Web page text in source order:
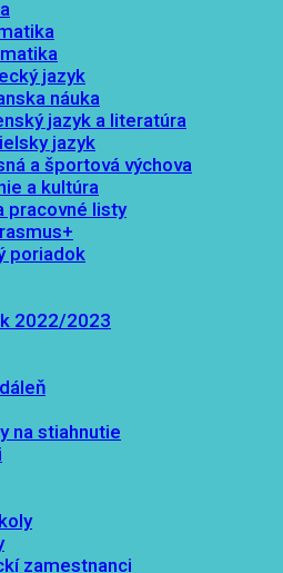
jazyk
náuka
jazyk a literatúra
jazyk
a športová výchova
a kultúra
pracovné listy
poriadok
2022/2023
na stiahnutie
zamestnanci